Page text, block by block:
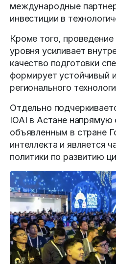
международные
инвестиции в
Кроме того,
уровня усиливает
качество подготовки
формирует устойчивый
регионального
Отдельно
IOAI в Астане напрямую
объявленным в стране
интеллекта и является
политики по развитию